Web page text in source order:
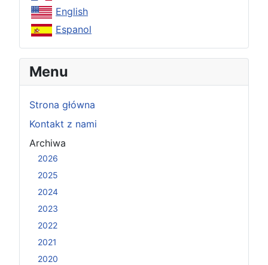
English
Espanol
Menu
Strona główna
Kontakt z nami
Archiwa
2026
2025
2024
2023
2022
2021
2020